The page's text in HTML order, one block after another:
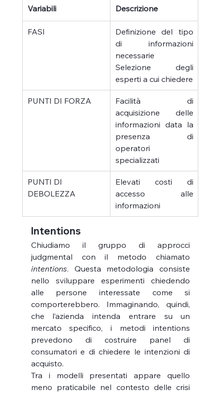
Variabili Descrizione
FASI
Definizione del tipo
di informazioni
necessarie
Selezione degli
esperti a cui chiedere
PUNTI DI FORZA
Facilità di
acquisizione delle
informazioni data la
presenza di
operatori
specializzati
PUNTI DI
DEBOLEZZA
Elevati costi di
accesso alle
informazioni
Intentions
Chiudiamo il gruppo di approcci
intentions. Questa metodologia consiste
nello sviluppare esperimenti chiedendo
alle persone interessate come si
comporterebbero. Immaginando, quindi,
che l’azienda intenda entrare su un
mercato specifico, i metodi intentions
prevedono di costruire panel di
consumatori e di chiedere le intenzioni di
acquisto.
Tra i modelli presentati appare quello
meno praticabile nel contesto delle crisi